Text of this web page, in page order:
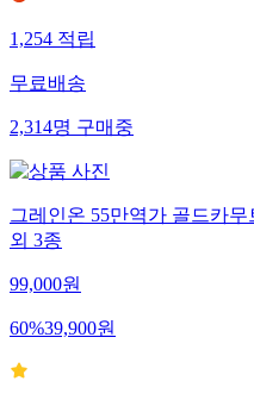
1,254적립
무료배송
2,314명구매중
그레인온 55만역가 골드카
외 3종
99,000원
60%39,900원